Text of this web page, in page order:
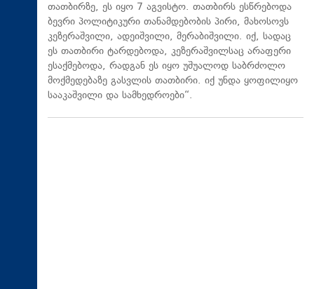
თათბირზე, ეს იყო 7 აგვისტო. თათბირს ესწრებოდა
ბევრი პოლიტიკური თანამდებობის პირი, მახოსოვს
კეზერაშვილი, ადეიშვილი, მერაბიშვილი. იქ, სადაც
ეს თათბირი ტარდებოდა, კეზერაშვილსაც არაფერი
ესაქმებოდა, რადგან ეს იყო უშუალოდ საბრძოლო
მოქმედებაზე გასვლის თათბირი. იქ უნდა ყოფილიყო
სააკაშვილი და სამხედროები“.